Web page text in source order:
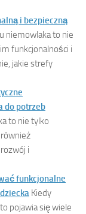
i bezpieczną
niemowlaka to nie
funkcjonalności i
jakie strefy
do potrzeb
to nie tylko
i
funkcjonalne
Kiedy
pojawia się wiele